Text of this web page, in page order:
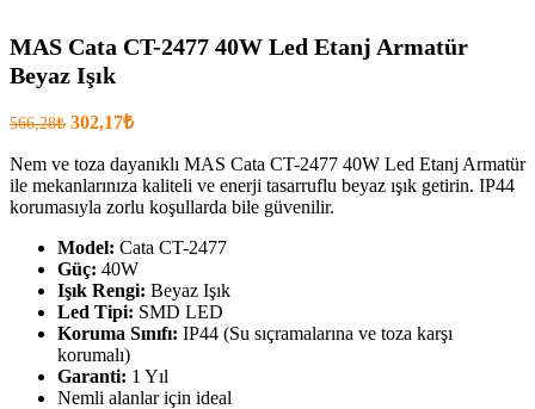
MAS Cata CT-2477 40W Led Etanj Armatür
Beyaz Işık
566,28₺ Orijinal
566,28₺.
302,17₺Şu
fiyat:
302,17₺
.
Nem ve toza dayanıklı MAS Cata CT-2477 40W Led Etanj Armatür
ile mekanlarınıza kaliteli ve enerji tasarruflu beyaz ışık getirin. IP44
korumasıyla zorlu koşullarda bile güvenilir.
Model: Cata CT-2477
Güç: 40W
Işık Rengi: Beyaz Işık
Led Tipi: SMD LED
Koruma Sınıfı: IP44 (Su sıçramalarına ve toza karşı
korumalı)
Garanti: 1 Yıl
Nemli alanlar için ideal